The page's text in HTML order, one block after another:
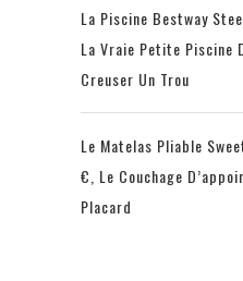
La Piscine Bestway
La Vraie Petite Piscine
Creuser Un Trou
Le Matelas Pliable
€, Le Couchage
Placard